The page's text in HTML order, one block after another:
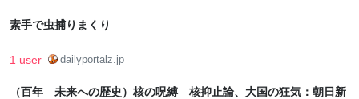
素手で虫捕りまくり
1 user dailyportalz.jp
（百年 未来への歴史）核の呪縛 核抑止論、大国の狂気：朝日新